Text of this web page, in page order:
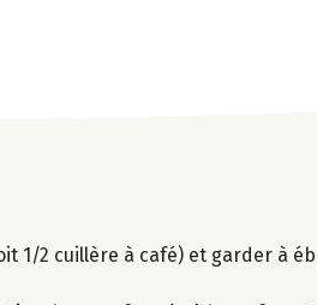
1/2 cuillère à café) et garder à